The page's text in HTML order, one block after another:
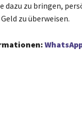
dazu zu bringen,
zu überweisen.
: